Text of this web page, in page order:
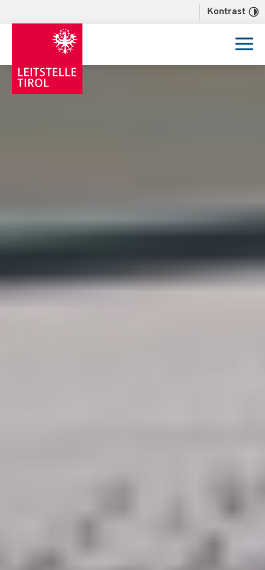
Kontrast